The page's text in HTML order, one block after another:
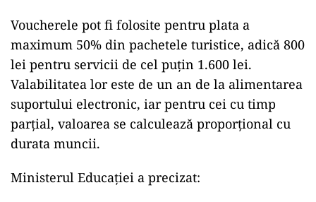
Voucherele pot fi folosite pentru plata a
maximum 50% din pachetele turistice, adică 800
lei pentru servicii de cel puțin 1.600 lei.
Valabilitatea lor este de un an de la alimentarea
suportului electronic, iar pentru cei cu timp
parțial, valoarea se calculează proporțional cu
durata muncii.
Ministerul Educației a precizat: